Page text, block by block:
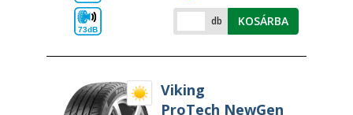
73dB
db KOSÁRBA
Viking
ProTech NewGen